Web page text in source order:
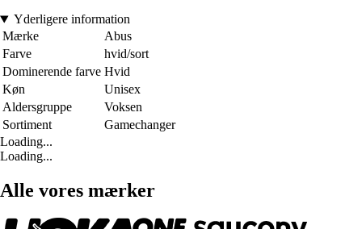
Yderligere information
Mærke
Abus
Farve
hvid/sort
Dominerende farve Hvid
Køn
Unisex
Aldersgruppe
Voksen
Sortiment
Gamechanger
Loading...
Loading...
Alle vores mærker